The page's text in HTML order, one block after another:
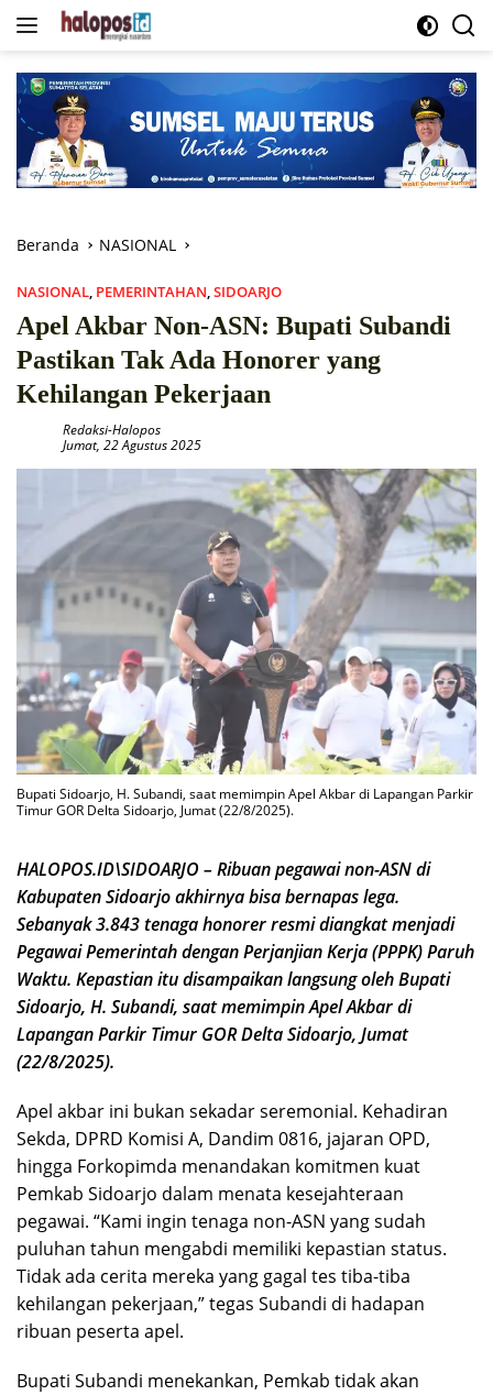
Langsung
Beranda NASIONAL
NASIONAL PEMERINTAHAN SIDOARJO
Apel Akbar Non-ASN: Bupati Subandi
Pastikan Tak Ada Honorer yang
Kehilangan Pekerjaan
Redaksi-Halopos
Jumat, 22 Agustus 2025
Bupati Sidoarjo, H. Subandi, saat memimpin Apel Akbar di Lapangan Parkir
Timur GOR Delta Sidoarjo, Jumat (22/8/2025).
HALOPOS.ID\SIDOARJO – Ribuan pegawai non-ASN di
Kabupaten Sidoarjo akhirnya bisa bernapas lega.
Sebanyak 3.843 tenaga honorer resmi diangkat menjadi
Pegawai Pemerintah dengan Perjanjian Kerja (PPPK) Paruh
Waktu. Kepastian itu disampaikan langsung oleh Bupati
Sidoarjo, H. Subandi, saat memimpin Apel Akbar di
Lapangan Parkir Timur GOR Delta Sidoarjo, Jumat
(22/8/2025).
Apel akbar ini bukan sekadar seremonial. Kehadiran
Sekda, DPRD Komisi A, Dandim 0816, jajaran OPD,
hingga Forkopimda menandakan komitmen kuat
Pemkab Sidoarjo dalam menata kesejahteraan
pegawai. “Kami ingin tenaga non-ASN yang sudah
puluhan tahun mengabdi memiliki kepastian status.
Tidak ada cerita mereka yang gagal tes tiba-tiba
kehilangan pekerjaan,” tegas Subandi di hadapan
ribuan peserta apel.
Bupati Subandi menekankan, Pemkab tidak akan